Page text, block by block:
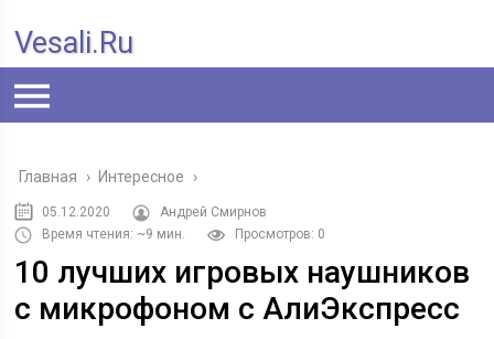
Vesali.ru
Главная › Интересное ›
05.12.2020
Андрей Смирнов
Время чтения: ~9 мин.
Просмотров: 0
10 лучших игровых наушников
с микрофоном с АлиЭкспресс